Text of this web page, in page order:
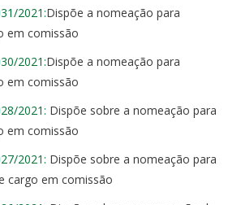
2021:Dispõe a nomeação para
em comissão
2021:Dispõe a nomeação para
em comissão
2021: Dispõe sobre a nomeação para
em comissão
2021: Dispõe sobre a nomeação para
cargo em comissão